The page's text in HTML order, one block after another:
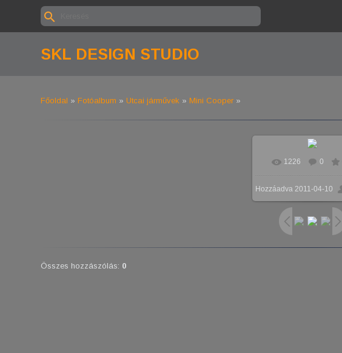
SKL DESIGN STUDIO
Főoldal » Fotóalbum » Utcai járművek » Mini Cooper »
1226 0
Hozzáadva2011-04-10
Összes hozzászólás: 0